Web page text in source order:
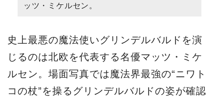
ッツ・ミケルセン。
史上最悪の魔法使いグリンデルバルドを演
じるのは北欧を代表する名優マッツ・ミケ
ルセン。場面写真では魔法界最強の“ニワト
コの杖”を操るグリンデルバルドの姿が確認